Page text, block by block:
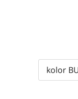
kolor